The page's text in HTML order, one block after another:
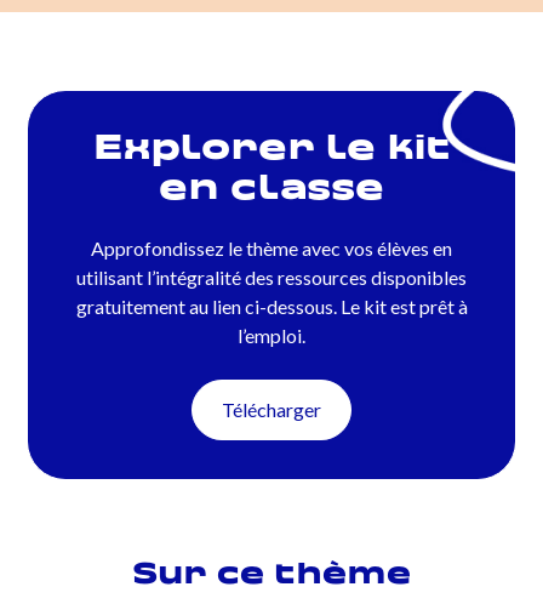
Explorer le kit
en classe
Approfondissez le thème avec vos élèves en
utilisant l’intégralité des ressources disponibles
gratuitement au lien ci-dessous. Le kit est prêt à
l’emploi.
Télécharger
Sur ce thème